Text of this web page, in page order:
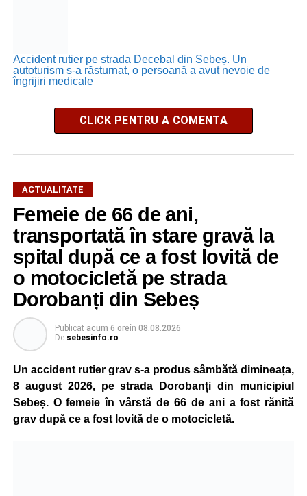
Accident rutier pe strada Decebal din Sebeș. Un
autoturism s-a răsturnat, o persoană a avut nevoie de
îngrijiri medicale
CLICK PENTRU A COMENTA
ACTUALITATE
Femeie de 66 de ani,
transportată în stare gravă la
spital după ce a fost lovită de
o motocicletă pe strada
Dorobanți din Sebeș
Publicat acum 6 oreîn 08.08.2026
De sebesinfo.ro
Un accident rutier grav s-a produs sâmbătă dimineața,
8 august 2026, pe strada Dorobanți din municipiul
Sebeș. O femeie în vârstă de 66 de ani a fost rănită
grav după ce a fost lovită de o motocicletă.